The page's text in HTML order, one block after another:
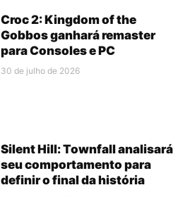
Croc 2: Kingdom of the
Gobbos ganhará remaster
para Consoles e PC
30 de julho de 2026
Silent Hill: Townfall analisará
seu comportamento para
definir o final da história